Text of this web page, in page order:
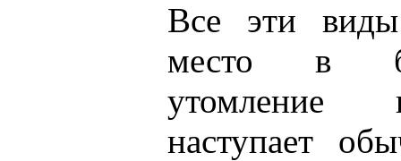
Все эти
место в
утомление
наступает